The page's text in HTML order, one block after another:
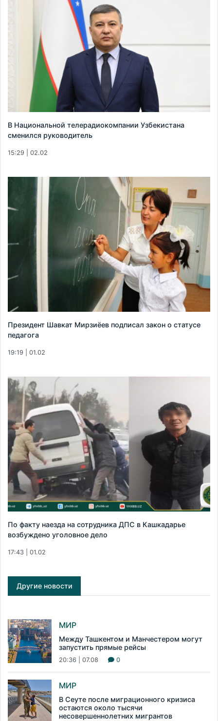
В Национальной телерадиокомпании Узбекистана
сменился руководитель
15:29 | 02.02
Президент Шавкат Мирзиёев подписал закон о статусе
педагога
19:19 | 01.02
По факту наезда на сотрудника ДПС в Кашкадарье
возбуждено уголовное дело
17:43 | 01.02
Другие новости
МИР
Между Ташкентом и Манчестером могут
запустить прямые рейсы
20:36 | 07.08 0
МИР
В Сеуте после миграционного кризиса
остаются около тысячи
несовершеннолетних мигрантов